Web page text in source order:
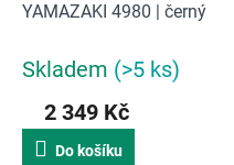
YAMAZAKI 4980 | černý
Skladem (>5 ks)
2 349 Kč
Do košíku